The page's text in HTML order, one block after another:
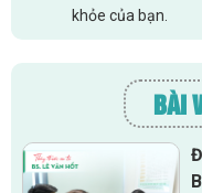
khỏe của bạn.
BÀI